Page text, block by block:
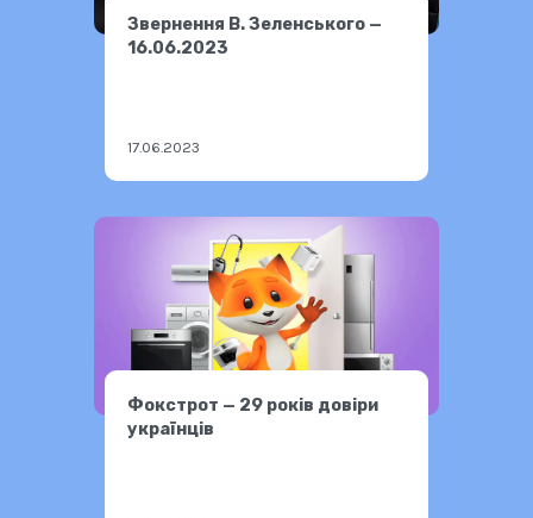
Звернення В. Зеленського —
16.06.2023
17.06.2023
Фокстрот — 29 років довіри
українців